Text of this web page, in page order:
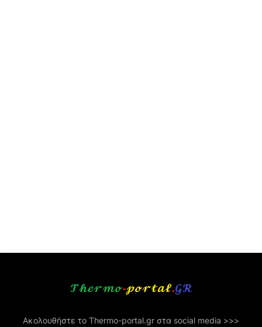
Ακολουθήστε το Thermo-portal.gr στα social media >>>